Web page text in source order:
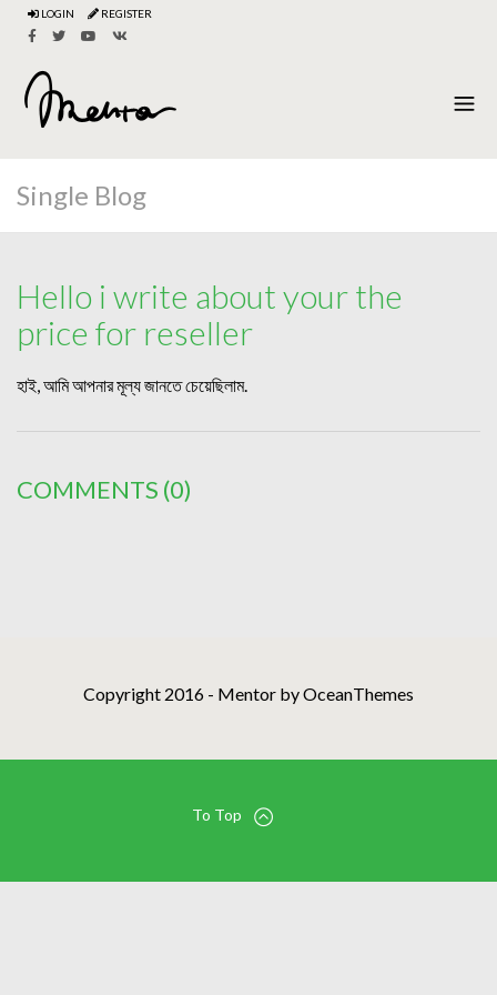
LOGIN REGISTER
Single Blog
Hello i write about your the
price for reseller
হাই, আমি আপনার মূল্য জানতে চেয়েছিলাম.
COMMENTS (0)
Copyright 2016 - Mentor by OceanThemes
To Top